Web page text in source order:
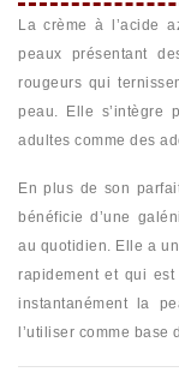
La crème à l’acide
peaux présentant
rougeurs qui
peau. Elle s’intègre
adultes comme des
En plus de son
bénéficie d’une
au quotidien. Elle a
rapidement et qui
instantanément la
l’utiliser comme base